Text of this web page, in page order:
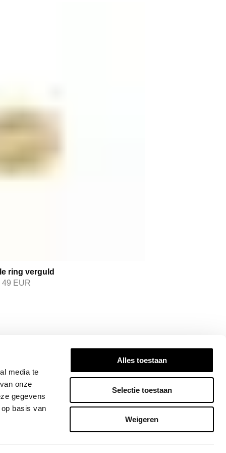
media te
onze
gegevens
basis van
Alles toestaan
Selectie toestaan
Weigeren
ring verguld
49 EUR
Subscribe to our newsletter for the
exclusive insights, and stories that
the Bandhu community today!
INSCHRIJVEN